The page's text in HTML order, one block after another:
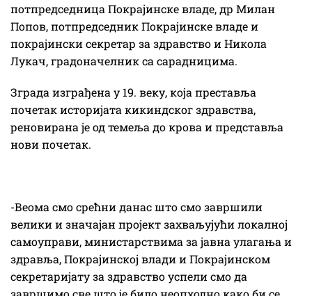
потпредседница Покрајинске владе, др Милан
Попов, потпредседник Покрајинске владе и
покрајински секретар за здравство и Никола
Лукач, градоначелник са сарадницима.
Зграда изграђена у 19. веку, која преставља
почетак историјата кикиндског здравства,
реновирана је од темеља до крова и представља
нови почетак.
-Веома смо срећни данас што смо завршили
велики и значајан пројект захваљујући локалној
самоуправи, министарствима за јавна улагања и
здравља, Покрајинској влади и Покрајинском
секретаријату за здравство успели смо да